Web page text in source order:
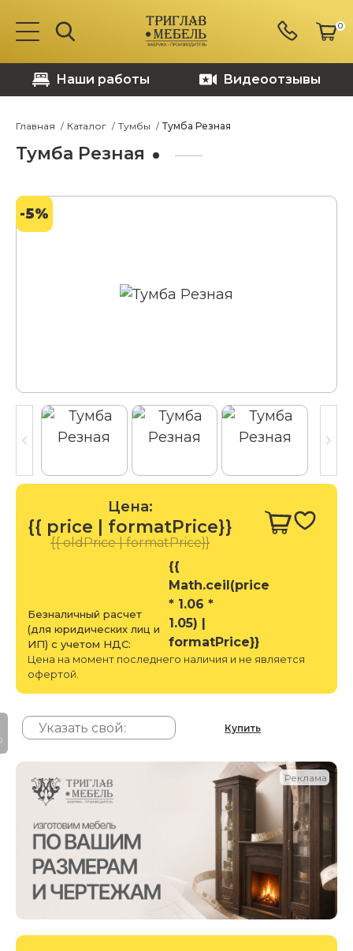
0
Наши работы Видеоотзывы
Главная Каталог Тумбы Тумба Резная
Тумба Резная
-5%
Цена:
{{ price | formatPrice}}
{{ oldPrice | formatPrice}}
Безналичный расчет
(для юридических лиц и
ИП) с учетом НДС:
{{
Math.ceil(price
* 1.06 *
1.05) |
formatPrice}}
Цена на момент последнего наличия и не является
офертой.
Купить
Реклама